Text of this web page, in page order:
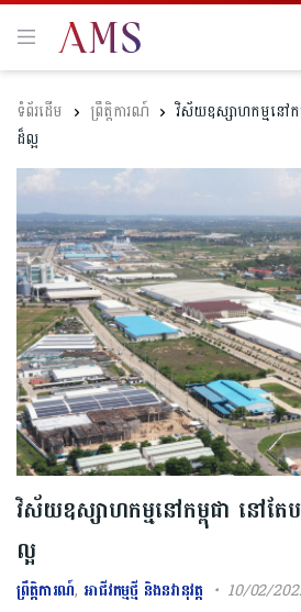
ព្រឹត្តិការណ៍
វិស័យឧស្សាហកម្មនៅកម្
ដ៏ល្អ
វិស័យឧស្សាហកម្មនៅកម្ពុជា នៅតែប
ល្អ
ព្រឹត្តិការណ៍, អាជីវកម្មថ្មី និងនវានុវត្ត 10/02/